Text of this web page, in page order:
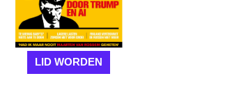
LID WORDEN